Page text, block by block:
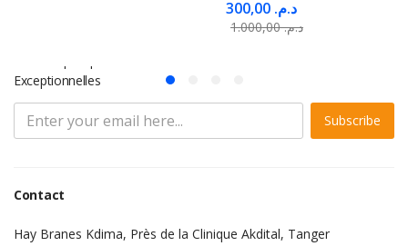
د.م.
د.م.1.000,00
Exceptionnelles
Subscribe
Contact
Hay Branes Kdima, Près de la Clinique Akdital, Tanger